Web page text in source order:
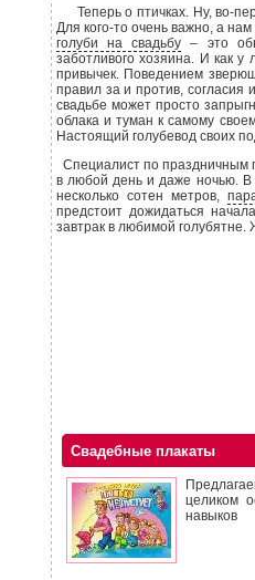
Теперь о птичках. Ну, во-
Для кого-то очень важно, а
голуби на свадьбу – это
заботливого хозяина. И как у
привычек. Поведением
правил за и против, согласия
свадьбе может просто
облака и туман к самому
Настоящий голубевод своих
Специалист по праздничным
в любой день и даже ночью. В
несколько сотен метров,
предстоит дожидаться
завтрак в любимой
Свадебные плакаты
целиком
навыков